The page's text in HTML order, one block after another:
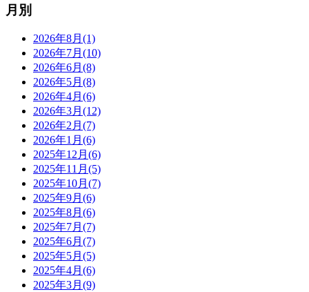
月別
2026年8月(1)
2026年7月(10)
2026年6月(8)
2026年5月(8)
2026年4月(6)
2026年3月(12)
2026年2月(7)
2026年1月(6)
2025年12月(6)
2025年11月(5)
2025年10月(7)
2025年9月(6)
2025年8月(6)
2025年7月(7)
2025年6月(7)
2025年5月(5)
2025年4月(6)
2025年3月(9)